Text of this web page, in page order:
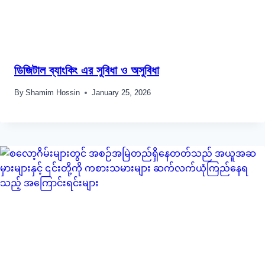
ডিজিটাল ব্যাংকিং এর সুবিধা ও অসুবিধা
By Shamim Hossin January 25, 2026